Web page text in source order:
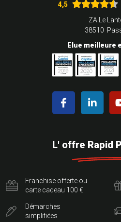
4,5
ZA Le
38510
Elue meilleure
L' offre Rapid
Franchise offerte ou
carte cadeau 100 €
Démarches
simplifiées